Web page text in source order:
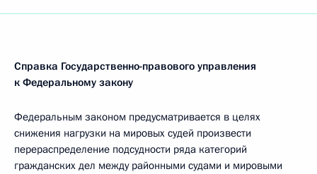
Справка Государственно-правового управления
к Федеральному закону
Федеральным законом предусматривается в целях
снижения нагрузки на мировых судей произвести
перераспределение подсудности ряда категорий
гражданских дел между районными судами и мировыми